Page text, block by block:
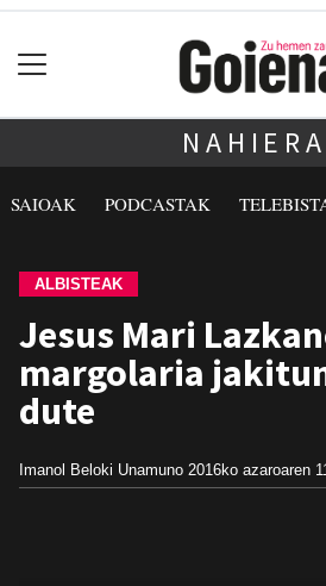
SAIOAK PODCASTAK
ALBISTEAK
Jesus Mari
margolaria
dute
Imanol Beloki Unamuno 2016ko azaroaren